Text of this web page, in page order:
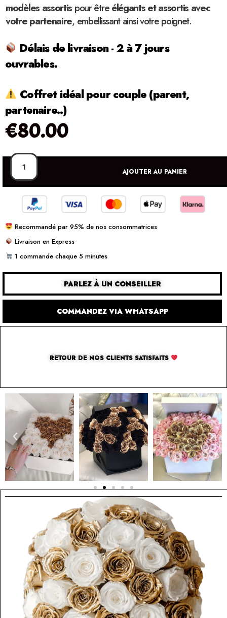
modèles assortis pour êtreélégants et assortis avec
votre partenaire, embellissant ainsi votre poignet.
Délais de livraison - 2 à 7 jours
ouvrables.
Coffret idéal pour couple (parent,
partenaire..)
€80.00
AJOUTER AU PANIER
Recommandé par 95% de nos consommatrices
Livraison en Express
1 commande chaque 5 minutes
PARLEZ À UN CONSEILLER
COMMANDEZ VIA WHATSAPP
RETOUR DE NOS CLIENTS SATISFAITS